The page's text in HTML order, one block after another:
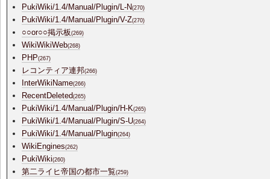
PukiWiki/1.4/Manual/Plugin/L-N(270)
PukiWiki/1.4/Manual/Plugin/V-Z(270)
○○or○○掲示板(269)
WikiWikiWeb(268)
PHP(267)
レコンティア連邦(266)
InterWikiName(266)
RecentDeleted(265)
PukiWiki/1.4/Manual/Plugin/H-K(265)
PukiWiki/1.4/Manual/Plugin/S-U(264)
PukiWiki/1.4/Manual/Plugin(264)
WikiEngines(262)
PukiWiki(260)
第二ライヒ帝国の都市一覧(259)